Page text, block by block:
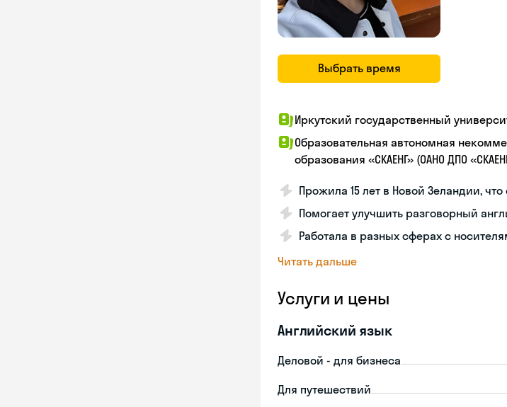
Выбрать время
Иркутский государственный
Образовательная автономная
образования «СКАЕНГ» (ОАНО ДПО
Прожила 15 лет в Новой Зеландии, что
Помогает улучшить разговорный
Работала в разных сферах с
Читать дальше
Услуги и цены
Английский язык
Деловой - для бизнеса
Для путешествий